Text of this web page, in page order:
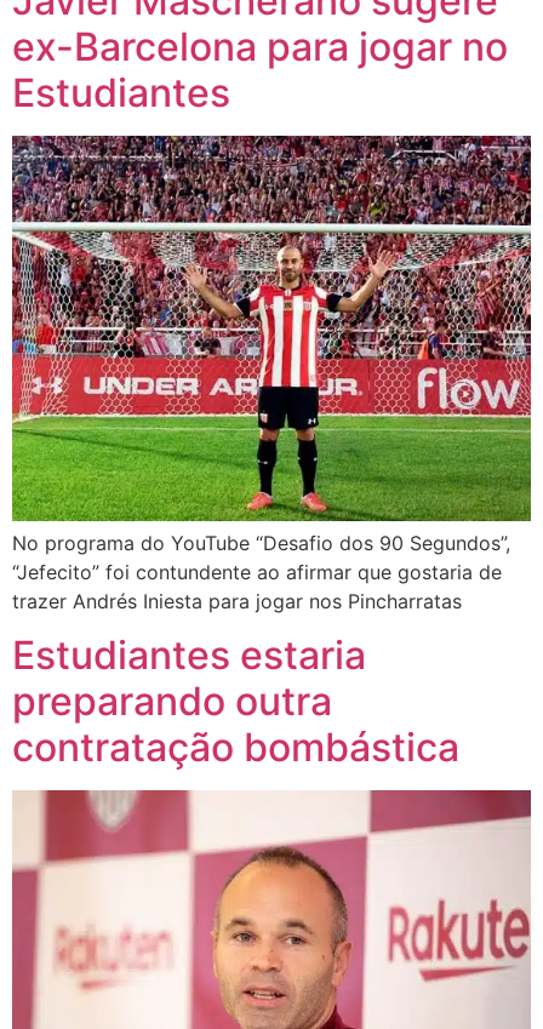
ex-Barcelona para jogar no
Estudiantes
No programa do YouTube “Desafio dos 90 Segundos”,
“Jefecito” foi contundente ao afirmar que gostaria de
trazer Andrés Iniesta para jogar nos Pincharratas
Estudiantes estaria
preparando outra
contratação bombástica